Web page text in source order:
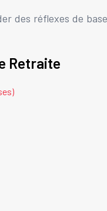
réflexes de
Retraite